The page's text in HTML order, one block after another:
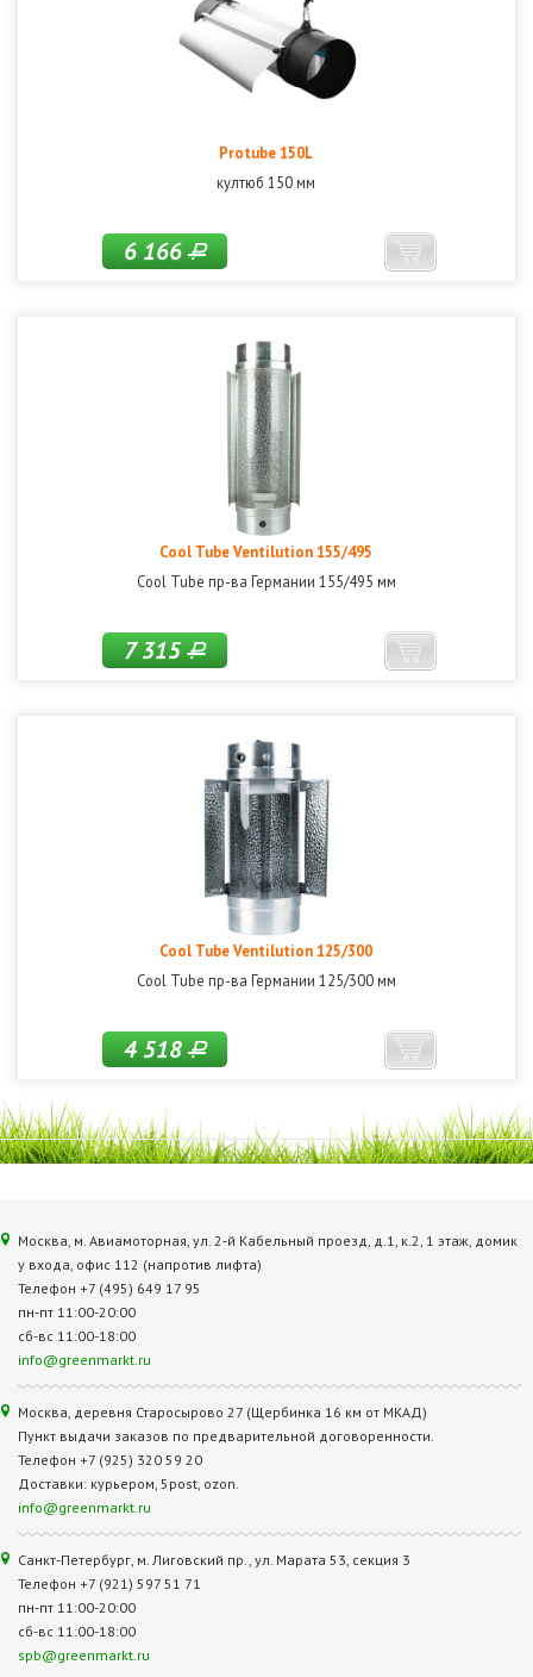
Protube 150L
култюб 150 мм
6 166Р
Cool Tube Ventilution 155/495
Cool Tube пр-ва Германии 155/495 мм
7 315Р
Cool Tube Ventilution 125/300
Cool Tube пр-ва Германии 125/300 мм
4 518Р
Москва, м. Авиамоторная, ул. 2‑й Кабельный проезд, д.1, к.2, 1 этаж, домик
у входа, офис 112 (напротив лифта)
Телефон +7 (495) 649 17 95
пн-пт 11:00-20:00
сб-вс 11:00-18:00
info@greenmarkt.ru
Москва, деревня Старосырово 27 (Щербинка 16 км от МКАД)
Пункт выдачи заказов по предварительной договоренности.
Телефон +7 (925) 320 59 20
Доставки: курьером, 5post, ozon.
info@greenmarkt.ru
Санкт-Петербург, м. Лиговский пр., ул. Марата 53, секция 3
Телефон +7 (921) 597 51 71
пн-пт 11:00-20:00
сб-вс 11:00-18:00
spb@greenmarkt.ru